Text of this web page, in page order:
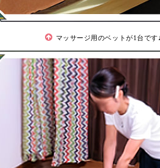
マッサージ用のベットが1台です